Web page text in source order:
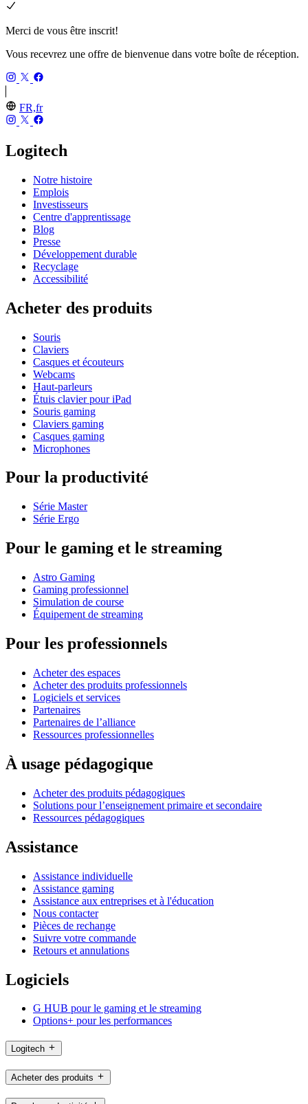
Merci de vous être inscrit!
Vous recevrez une offre de bienvenue dans votre boîte de réception.
FR,fr
Logitech
Notre histoire
Emplois
Investisseurs
Centre d'apprentissage
Blog
Presse
Développement durable
Recyclage
Accessibilité
Acheter des produits
Souris
Claviers
Casques et écouteurs
Webcams
Haut-parleurs
Étuis clavier pour iPad
Souris gaming
Claviers gaming
Casques gaming
Microphones
Pour la productivité
Série Master
Série Ergo
Pour le gaming et le streaming
Astro Gaming
Gaming professionnel
Simulation de course
Équipement de streaming
Pour les professionnels
Acheter des espaces
Acheter des produits professionnels
Logiciels et services
Partenaires
Partenaires de l’alliance
Ressources professionnelles
À usage pédagogique
Acheter des produits pédagogiques
Solutions pour l’enseignement primaire et secondaire
Ressources pédagogiques
Assistance
Assistance individuelle
Assistance gaming
Assistance aux entreprises et à l'éducation
Nous contacter
Pièces de rechange
Suivre votre commande
Retours et annulations
Logiciels
G HUB pour le gaming et le streaming
Options+ pour les performances
Logitech
Acheter des produits